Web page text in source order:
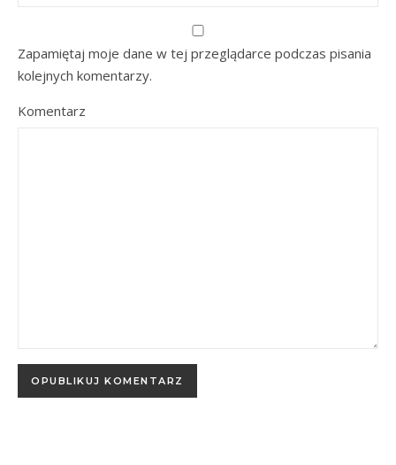
Zapamiętaj moje dane w tej przeglądarce podczas pisania
kolejnych komentarzy.
Komentarz